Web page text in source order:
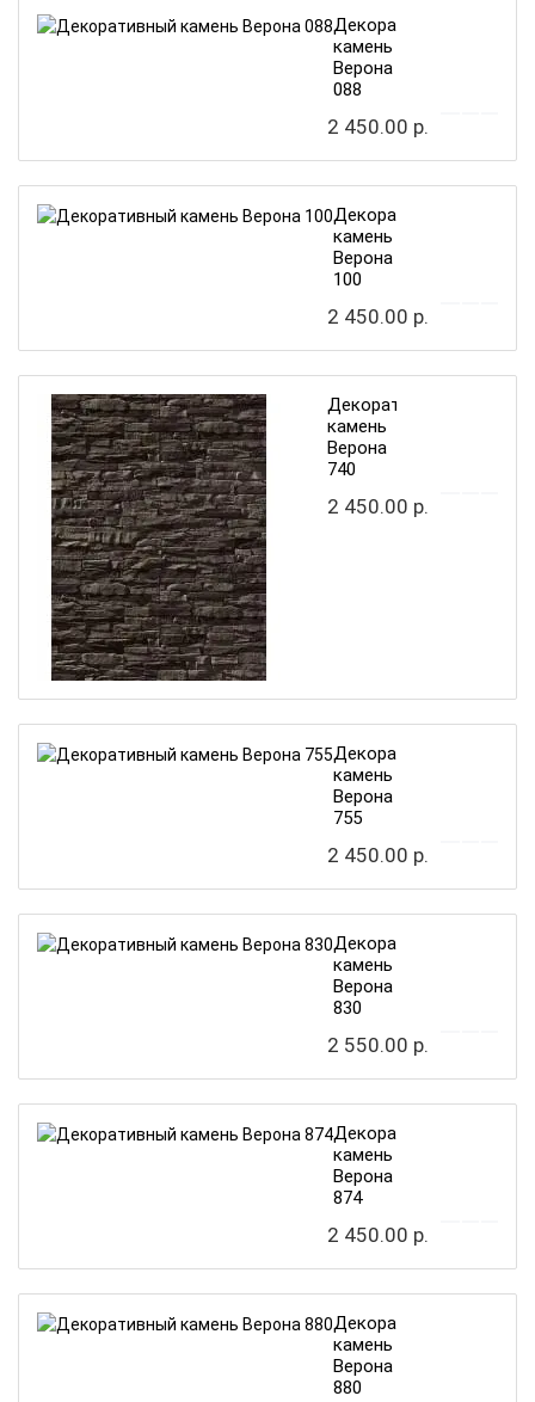
Декоративный
камень
Верона
088
2 450.00 р.
Декоративный
камень
Верона
100
2 450.00 р.
Декоративный
камень
Верона
740
2 450.00 р.
Декоративный
камень
Верона
755
2 450.00 р.
Декоративный
камень
Верона
830
2 550.00 р.
Декоративный
камень
Верона
874
2 450.00 р.
Декоративный
камень
Верона
880